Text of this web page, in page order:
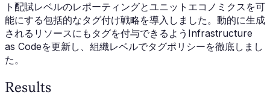
ト配賦レベルのレポーティングとユニットエコノミクスを可
能にする包括的なタグ付け戦略を導入しました。動的に生成
されるリソースにもタグを付与できるようInfrastructure
as Codeを更新し、組織レベルでタグポリシーを徹底しまし
た。
Results